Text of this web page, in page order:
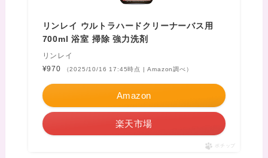
リンレイ ウルトラハードクリーナーバス用
700ml 浴室 掃除 強力洗剤
リンレイ
¥970
（2025/10/16 17:45時点 | Amazon調べ）
Amazon
楽天市場
ポチップ